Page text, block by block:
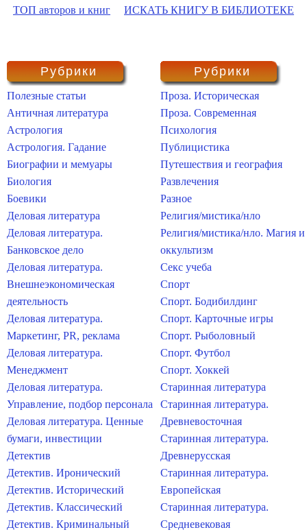
ТОП авторов и книг ИСКАТЬ КНИГУ В БИБЛИОТЕКЕ
Рубрики
Полезные статьи
Античная литература
Астрология
Астрология. Гадание
Биографии и мемуары
Биология
Боевики
Деловая литература
Деловая литература.
Банковское дело
Деловая литература.
Внешнеэкономическая
деятельность
Деловая литература.
Маркетинг, PR, реклама
Деловая литература.
Менеджмент
Деловая литература.
Управление, подбор персонала
Деловая литература. Ценные
бумаги, инвестиции
Детектив
Детектив. Иронический
Детектив. Исторический
Детектив. Классический
Детектив. Криминальный
Рубрики
Проза. Историческая
Проза. Современная
Психология
Публицистика
Путешествия и география
Развлечения
Разное
Религия/мистика/нло
Религия/мистика/нло. Магия и
оккультизм
Секс учеба
Спорт
Спорт. Бодибилдинг
Спорт. Карточные игры
Спорт. Рыболовный
Спорт. Футбол
Спорт. Хоккей
Старинная литература
Старинная литература.
Древневосточная
Старинная литература.
Древнерусская
Старинная литература.
Европейская
Старинная литература.
Средневековая